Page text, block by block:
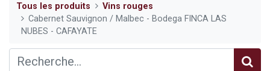
Tous les produits
Vins rouges
Cabernet Sauvignon / Malbec - Bodega FINCA LAS
NUBES - CAFAYATE